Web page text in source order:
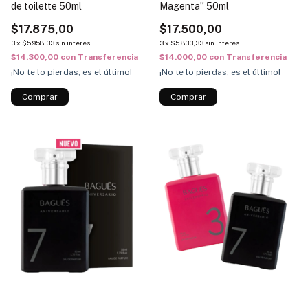
de toilette 50ml
$17.875,00
3x $5.958,33 sin interés
$14.300,00 con Transferencia
¡No te lo pierdas, es el último!
Magenta” 50ml
$17.500,00
3x $5.833,33 sin interés
$14.000,00 con Transferencia
¡No te lo pierdas, es el último!